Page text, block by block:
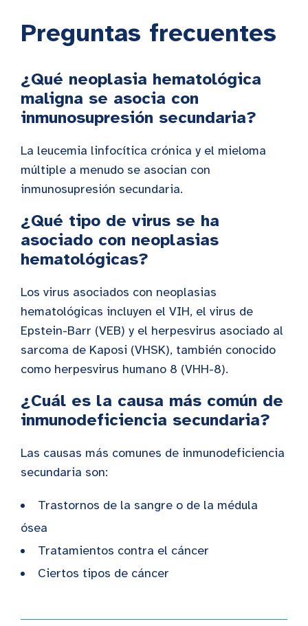
Preguntas frecuentes
¿Qué neoplasia hematológica
maligna se asocia con
inmunosupresión secundaria?
La leucemia linfocítica crónica y el mieloma
múltiple a menudo se asocian con
inmunosupresión secundaria.
¿Qué tipo de virus se ha
asociado con neoplasias
hematológicas?
Los virus asociados con neoplasias
hematológicas incluyen el VIH, el virus de
Epstein-Barr (VEB) y el herpesvirus asociado al
sarcoma de Kaposi (VHSK), también conocido
como herpesvirus humano 8 (VHH-8).
¿Cuál es la causa más común de
inmunodeficiencia secundaria?
Las causas más comunes de inmunodeficiencia
secundaria son:
Trastornos de la sangre o de la médula
ósea
Tratamientos contra el cáncer
Ciertos tipos de cáncer